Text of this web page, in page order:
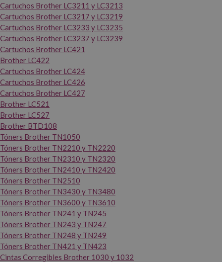
Cartuchos Brother LC3211 y LC3213
Cartuchos Brother LC3217 y LC3219
Cartuchos Brother LC3233 y LC3235
Cartuchos Brother LC3237 y LC3239
Cartuchos Brother LC421
Brother LC422
Cartuchos Brother LC424
Cartuchos Brother LC426
Cartuchos Brother LC427
Brother LC521
Brother LC527
Brother BTD108
Tóners Brother TN1050
Tóners Brother TN2210 y TN2220
Tóners Brother TN2310 y TN2320
Tóners Brother TN2410 y TN2420
Tóners Brother TN2510
Tóners Brother TN3430 y TN3480
Tóners Brother TN3600 y TN3610
Tóners Brother TN241 y TN245
Tóners Brother TN243 y TN247
Tóners Brother TN248 y TN249
Tóners Brother TN421 y TN423
Cintas Corregibles Brother 1030 y 1032